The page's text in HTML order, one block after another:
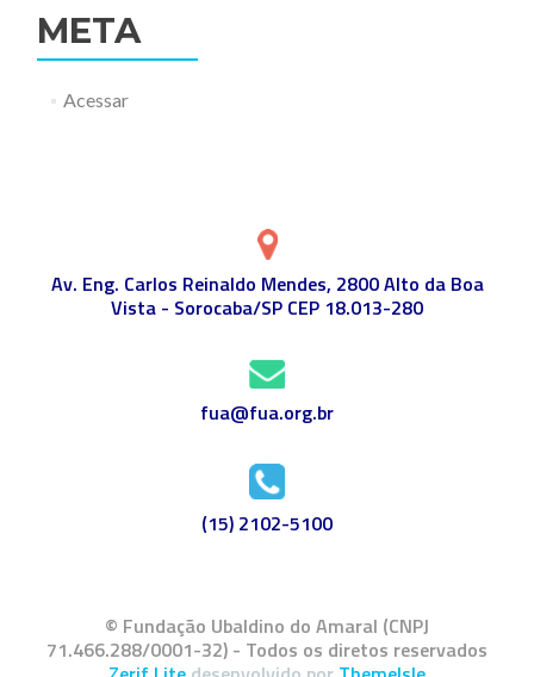
META
Acessar
Av. Eng. Carlos Reinaldo Mendes, 2800 Alto da Boa
Vista - Sorocaba/SP CEP 18.013-280
fua@fua.org.br
(15) 2102-5100
© Fundação Ubaldino do Amaral (CNPJ
71.466.288/0001-32) - Todos os diretos reservados